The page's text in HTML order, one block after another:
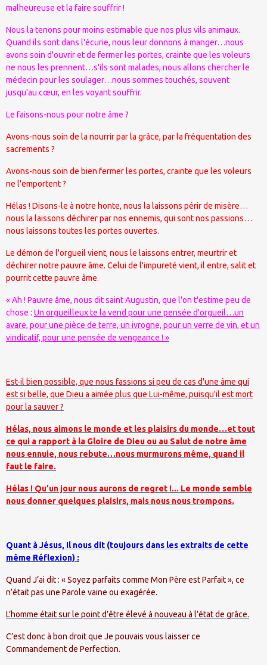
malheureuse et la faire souffrir !
Nous la tenons pour moins estimable que nos plus vils animaux.
Quand ils sont dans l'écurie, nous leur donnons à manger…nous
avons soin d'ouvrir et de fermer les portes, crainte que les voleurs
ne nous les prennent…s'ils sont malades, nous allons chercher le
médecin pour les soulager…nous sommes touchés, souvent
jusqu'au cœur, en les voyant souffrir.
Le faisons-nous pour notre âme ?
Avons-nous soin de la nourrir par la grâce, par la fréquentation des
sacrements ?
Avons-nous soin de bien fermer les portes, crainte que les voleurs
ne l'emportent ?
Hélas ! Disons-le à notre honte, nous la laissons périr de misère…
nous la laissons déchirer par nos ennemis, qui sont nos passions…
nous laissons toutes les portes ouvertes.
Le démon de l'orgueil vient, nous le laissons entrer, meurtrir et
déchirer notre pauvre âme. Celui de l'impureté vient, il entre, salit et
pourrit cette pauvre âme.
« Ah ! Pauvre âme, nous dit saint Augustin, que l'on t'estime peu de
chose : Un orgueilleux te la vend pour une pensée d'orgueil…un
avare, pour une pièce de terre, un ivrogne, pour un verre de vin, et un
vindicatif, pour une pensée de vengeance ! »
Est-il bien possible, que nous fassions si peu de cas d'une âme qui
est si belle, que Dieu a aimée plus que Lui-même, puisqu'il est mort
pour la sauver ?
Hélas, nous aimons le monde et les plaisirs du monde…et tout
ce qui a rapport à la Gloire de Dieu ou au Salut de notre âme
nous ennuie, nous rebute…nous murmurons même, quand il
faut le faire.
Hélas ! Qu’un jour nous aurons de regret !... Le monde semble
nous donner quelques plaisirs, mais nous nous trompons.
Quant à Jésus, Il nous dit (toujours dans les extraits de cette
même Réflexion) :
Quand J’ai dit : « Soyez parfaits comme Mon Père est Parfait », ce
n’était pas une Parole vaine ou exagérée.
L’homme était sur le point d’être élevé à nouveau à l’état de grâce.
C’est donc à bon droit que Je pouvais vous laisser ce
Commandement de Perfection.